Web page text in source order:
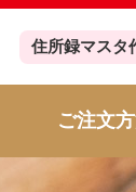
住所録マスタ
ご注文